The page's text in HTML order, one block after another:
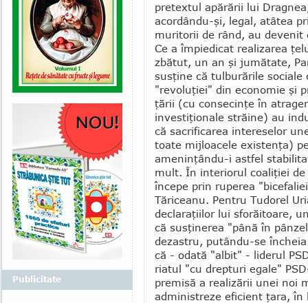
pre­­textul apă­rării lui
acor­dându-şi, legal, atâtea
muritorii de rând, au de­venit
Ce a împiedicat realizarea
zbătut, un an şi jumătate,
susţine că tulburările
"revoluţiei" din economie şi
ţării (cu consecinţe în
investiţionale străine) au
că sacrifi­carea inte­re­selor
toate mijloa­cele existenţa)
amenin­ţându-i astfel
mult. În interiorul coaliţiei
începe prin ruperea
Tăriceanu. Pentru Tu­do­rel
declaraţiilor lui sforăitoare,
că susţinerea "până în
dezastru, putându-se
că - odată "albit" - liderul
riatul "cu drepturi egale"
premisă a realizării unei noi
administreze efi­cient ţara,
Publicitate